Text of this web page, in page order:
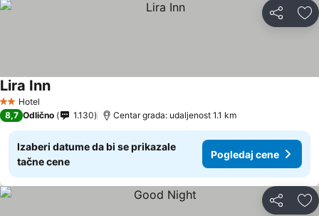
Deli
2 Zvezdice
Hotel
Lira InnPogledaj cene
8,7 Odlično 1.130 Centar grada: udaljenost 1.1 km
Izaberi datume da bi se prikazale
tačne cene
Pogledaj cene
Deli